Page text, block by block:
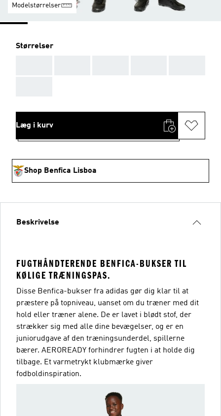
Modelstørrelser
Størrelser
Læg i kurv
Shop Benfica Lisboa
Beskrivelse
FUGTHÅNDTERENDE BENFICA-BUKSER TIL
KØLIGE TRÆNINGSPAS.
Disse Benfica-bukser fra adidas gør dig klar til at
præstere på topniveau, uanset om du træner med dit
hold eller træner alene. De er lavet i blødt stof, der
strækker sig med alle dine bevægelser, og er en
juniorudgave af den træningsunderdel, spillerne
bærer. AEROREADY forhindrer fugten i at holde dig
tilbage. Et varmetrykt klubmærke giver
fodboldinspiration.